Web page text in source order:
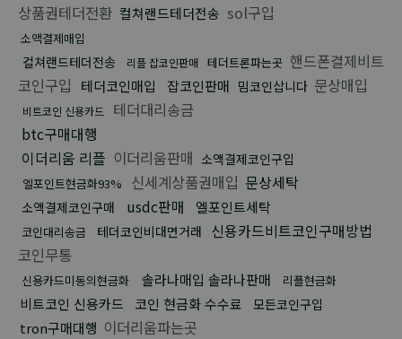
상품권테더전환 컬쳐랜드테더전송 sol구입
소액결제매입
컬쳐랜드테더전송 리플 잡코인판매 테더트론파는곳 핸드폰결제비트
코인구입
테더코인매입 잡코인판매 밈코인삽니다 문상매입
비트코인 신용카드
테더대리송금
btc구매대행
이더리움 리플 이더리움판매 소액결제코인구입
엘포인트현금화93% 신세계상품권매입 문상세탁
소액결제코인구매 usdc판매 엘포인트세탁
코인대리송금 테더코인비대면거래 신용카드비트코인구매방법
코인무통
신용카드미동의현금화 솔라나매입 솔라나판매 리플현금화
비트코인 신용카드 코인 현금화 수수료 모든코인구입
tron구매대행 이더리움파는곳